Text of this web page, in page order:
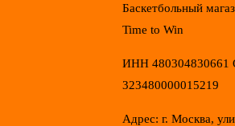
Баскетбольный
Time to Win
ИНН 480304830661
323480000015219
Адрес: г. Москва,